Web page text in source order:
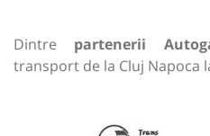
Dintre partenerii
transport de la Cluj Napoca